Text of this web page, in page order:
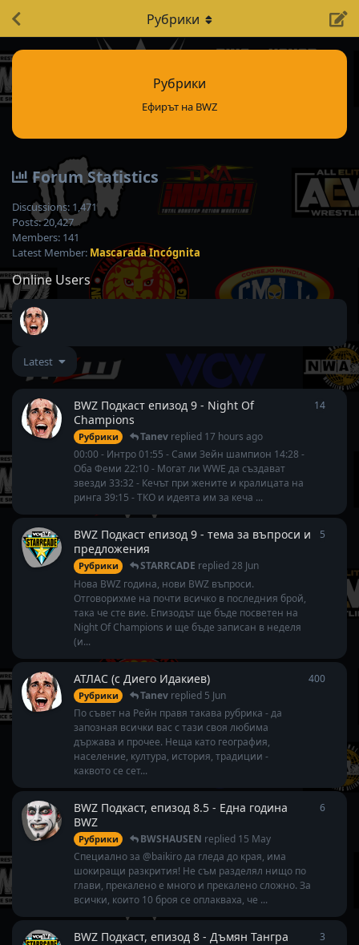
Рубрики
Ефирът на BWZ
Рубрики
Forum Statistics
Discussions: 1,471
Posts:20,427
Members: 141
Latest Member: Mascarada Incógnita
Online Users
Latest
BWZ Подкаст епизод 9 - Night Of
Champions
Рубрики Tanev replied 17 hours ago
00:00 - Интро 01:55 - Сами Зейн шампион 14:28 -
Оба Феми 22:10 - Могат ли WWE да създават
звезди 33:32 - Кечът при жените и кралицата на
ринга 39:15 - ТКО и идеята им за кеча ...
14
BWZ Подкаст епизод 9 - тема за въпроси и
предложения
Рубрики STARRCADE replied28 Jun
Нова BWZ година, нови BWZ въпроси.
Отговорихме на почти всичко в последния брой,
така че сте вие. Епизодът ще бъде посветен на
Night Of Champions и ще бъде записан в неделя
(и...
5
АТЛАС (с Диего Идакиев)
Рубрики Tanev replied 5 Jun
По съвет на Рейн правя такава рубрика - да
запозная всички вас с тази своя любима
държава и прочее. Неща като география,
население, култура, история, традиции -
каквото се сет...
400
BWZ Подкаст, епизод 8.5 - Една година
BWZ
Рубрики BWSHAUSEN replied 15 May
Специално за @baikiro да гледа до края, има
шокиращи разкрития! Не съм разделял нищо по
глави, прекалено е много и прекалено сложно. За
всички, които 10 броя се оплакваха, че ...
6
BWZ Подкаст, епизод 8 - Дъмян Тангра 3